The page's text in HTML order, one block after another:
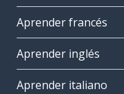
Aprender francés
Aprender inglés
Aprender italiano